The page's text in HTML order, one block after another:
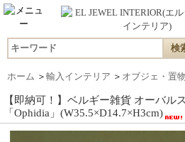
ホーム ＞ 輸入インテリア ＞ オブジェ・置物
【即納可！】ベルギー雑貨 オーバ
「Ophidia」(W35.5×D14.7×H3cm)